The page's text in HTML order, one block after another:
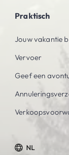
Praktisch
Jouw vakantie
Vervoer
Geef een
NL